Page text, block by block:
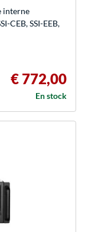
interne
CEB, SSI-EEB,
€ 772,00
En stock